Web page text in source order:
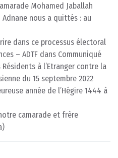
Mohamed Jaballah
Adnane nous a quittés : au
dans ce processus électoral
– ADTF dans Communiqué
à l’Etranger contre la
du 15 septembre 2022
année de l’Hégire 1444 à
notre camarade et frère